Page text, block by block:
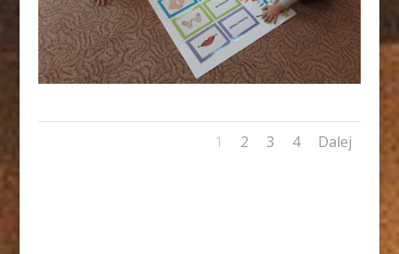
1 2 3 4 Dalej